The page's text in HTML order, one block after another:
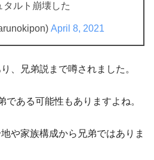
タルト崩壊した
April 8, 2021
、兄弟説まで噂されました。
である可能性もありますよね。
や家族構成から兄弟ではありま